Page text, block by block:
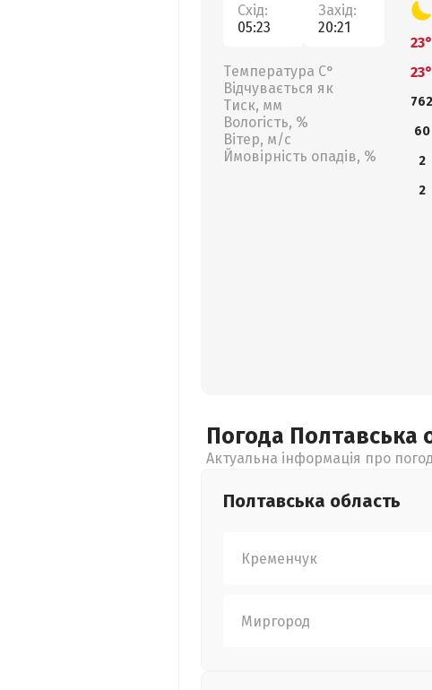
Схід:
05:23
Захід:
20:21
Температура С°
Відчувається як
Тиск, мм
Вологість, %
Вітер, м/с
Ймовірність опадів, %
23°
23°
762
60
2
2
Погода Полтавська
Актуальна інформація про
Полтавська область
Кременчук
Миргород